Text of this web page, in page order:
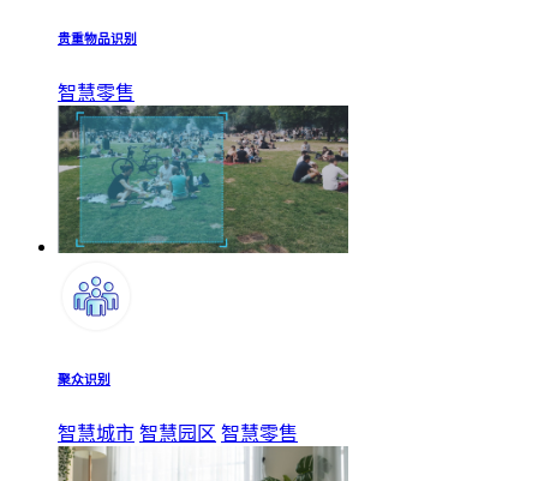
贵重物品识别
智慧零售
聚众识别
智慧城市 智慧园区 智慧零售